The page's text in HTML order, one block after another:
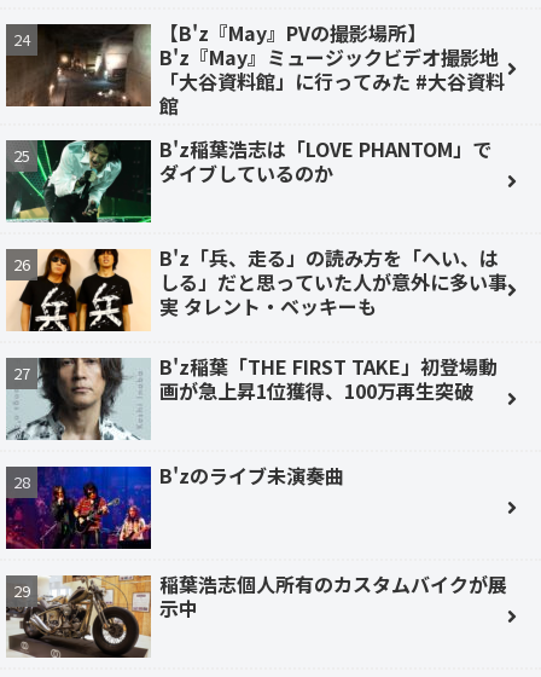
【B'z『May』PVの撮影場所】
B'z『May』ミュージックビデオ撮影地
「大谷資料館」に行ってみた #大谷資料
館
B'z稲葉浩志は「LOVE PHANTOM」で
ダイブしているのか
B'z「兵、走る」の読み方を「へい、は
しる」だと思っていた人が意外に多い事
実 タレント・ベッキーも
B'z稲葉「THE FIRST TAKE」初登場動
画が急上昇1位獲得、100万再生突破
B'zのライブ未演奏曲
稲葉浩志個人所有のカスタムバイクが展
示中